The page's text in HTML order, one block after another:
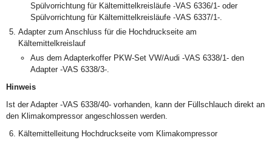
Spülvorrichtung für Kältemittelkreisläufe -VAS 6336/1- oder
Spülvorrichtung für Kältemittelkreisläufe -VAS 6337/1-.
Adapter zum Anschluss für die Hochdruckseite am
Kältemittelkreislauf
Aus dem Adapterkoffer PKW-Set VW/Audi -VAS 6338/1- den
Adapter -VAS 6338/3-.
Hinweis
Ist der Adapter -VAS 6338/40- vorhanden, kann der Füllschlauch direkt an
den Klimakompressor angeschlossen werden.
Kältemittelleitung Hochdruckseite vom Klimakompressor